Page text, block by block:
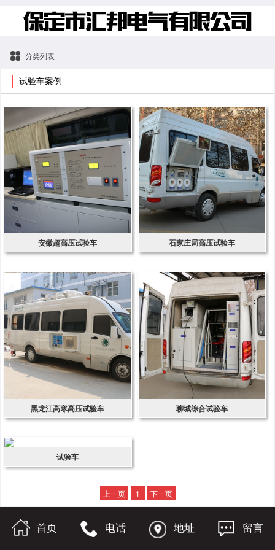
分类列表
试验车案例
安徽超高压试验车 石家庄局高压试验车
黑龙江高寒高压试验车 聊城综合试验车
试验车
上一页 1 下一页
首页 电话 地址 留言